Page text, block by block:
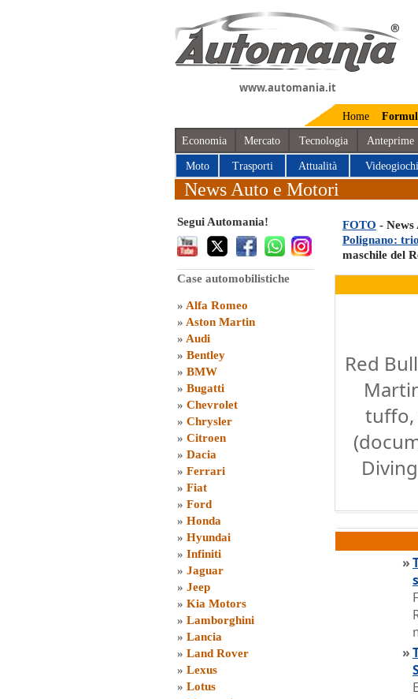
www.automania.it
Home
Economia Mercato Tecnologia Anteprime
Moto Trasporti Attualità Videogiochi
News Auto e Motori
Segui Automania!
Case automobilistiche
» Alfa Romeo
» Aston Martin
» Audi
» Bentley
» BMW
» Bugatti
» Chevrolet
» Chrysler
» Citroen
» Dacia
» Ferrari
» Fiat
» Ford
» Honda
» Hyundai
» Infiniti
» Jaguar
» Jeep
» Kia Motors
» Lamborghini
» Lancia
» Land Rover
» Lexus
» Lotus
FOTO - News
Polignano:
maschile del
Red
tuffo,
»
»